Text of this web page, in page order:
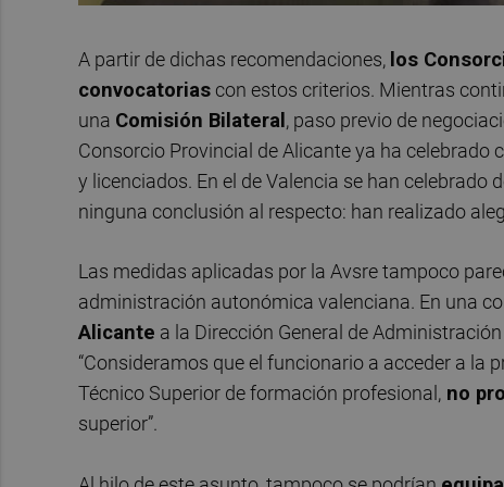
A partir de dichas recomendaciones, los
convocatorias con estos criterios. Mientras
una Comisión Bilateral, paso previo de
Consorcio Provincial de Alicante ya ha
y licenciados. En el de Valencia se han celebrado
ninguna conclusión al respecto: han realizado
Las medidas aplicadas por la Avsre tampoco
administración autonómica valenciana. En una
Alicante a la Dirección General de
“Consideramos que el funcionario a acceder a la
Técnico Superior de formación profesional, no
superior”.